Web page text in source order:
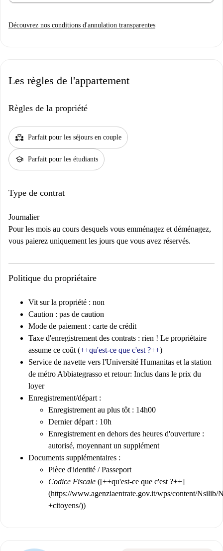
Découvrez nos conditions d'annulation transparentes
Les règles de l'appartement
Règles de la propriété
partner_heart Parfait pour les séjours en couple
school Parfait pour les étudiants
Type de contrat
Journalier
Pour les mois au cours desquels vous emménagez et déménagez,
vous paierez uniquement les jours que vous avez réservés.
Politique du propriétaire
Vit sur la propriété : non
Caution : pas de caution
Mode de paiement : carte de crédit
Taxe d'enregistrement des contrats : rien ! Le propriétaire
assume ce coût (++qu'est-ce que c'est ?++)
Service de navette vers l'Université Humanitas et la station
de métro Abbiategrasso et retour: Inclus dans le prix du
loyer
Enregistrement/départ :
Enregistrement au plus tôt : 14h00
Dernier départ : 10h
Enregistrement en dehors des heures d'ouverture :
autorisé, moyennant un supplément
Documents supplémentaires :
Pièce d'identité / Passeport
Codice Fiscale ([++qu'est-ce que c'est ?++]
(https://www.agenziaentrate.gov.it/wps/content/
+citoyens/))